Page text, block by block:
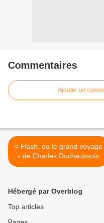
Commentaires
Ajouter un
< Flash, ou le grand voyage
- de Charles Duchaussois
Hébergé par Overblog
Top articles